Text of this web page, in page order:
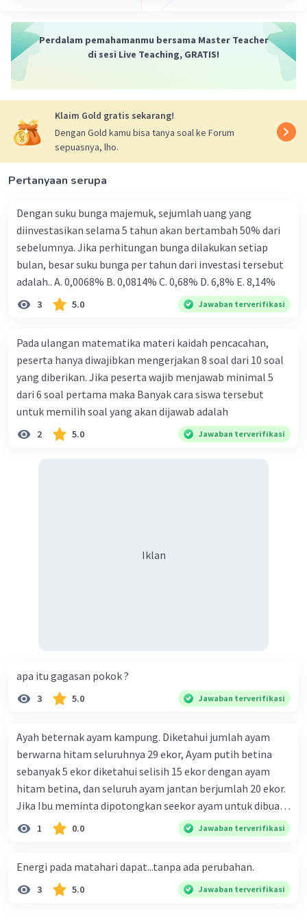
e. Temuan yang dituliskan adalah temuan baru atau
pengembangan temuan yang sudah ada.
biografi, dan teks ulasan, buku sejarah, dan buku cara
budidaya.
Kesimpulan:
Jadi, judul mengenai tulisan yang akan dibuat adalah
ya 🙂.
Beri Rating ·4.0(2) Balas
Perdalam pemahamanmu bersama Master Teacher
di sesi Live Teaching, GRATIS!
Klaim Gold gratis sekarang!
Dengan Gold kamu bisa tanya soal ke Forum
sepuasnya, lho.
Pertanyaan serupa
Dengan suku bunga majemuk, sejumlah uang yang
diinvestasikan selama 5 tahun akan bertambah 50% dari
sebelumnya. Jika perhitungan bunga dilakukan setiap
bulan, besar suku bunga per tahun dari investasi tersebut
adalah.. A. 0,0068% B. 0,0814% C. 0,68% D. 6,8% Ε. 8,14%
3 5.0 Jawaban terverifikasi
Pada ulangan matematika materi kaidah pencacahan,
peserta hanya diwajibkan mengerjakan 8 soal dari 10 soal
yang diberikan. Jika peserta wajib menjawab minimal 5
dari 6 soal pertama maka Banyak cara siswa tersebut
untuk memilih soal yang akan dijawab adalah
2 5.0 Jawaban terverifikasi
Iklan
apa itu gagasan pokok ?
3 5.0 Jawaban terverifikasi
Ayah beternak ayam kampung. Diketahui jumlah ayam
berwarna hitam seluruhnya 29 ekor, Ayam putih betina
sebanyak 5 ekor diketahui selisih 15 ekor dengan ayam
hitam betina, dan seluruh ayam jantan berjumlah 20 ekor.
Jika Ibu meminta dipotongkan seekor ayam untuk dibuat
ayam bakar bumbu madu, maka peluang terpilihnya ayam
1 0.0 Jawaban terverifikasi
Energi pada matahari dapat...tanpa ada perubahan.
3 5.0 Jawaban terverifikasi